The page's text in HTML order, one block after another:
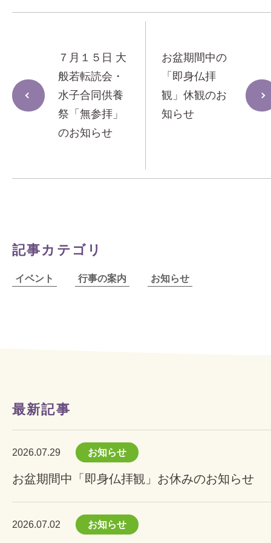
７月１５日 大
般若転読会・
水子合同供養
祭「無参拝」
のお知らせ
お盆期間中の
「即身仏拝
観」休観のお
知らせ
記事カテゴリ
イベント 行事の案内 お知らせ
最新記事
2026.07.29 お知らせ
お盆期間中「即身仏拝観」お休みのお知らせ
2026.07.02 お知らせ